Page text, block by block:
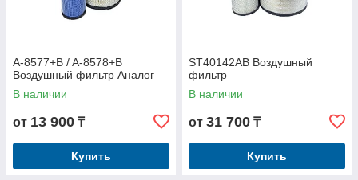
A-8577+B / A-8578+B
Воздушный фильтр Аналог
В наличии
от 13 900 ₸
Купить
ST40142AB Воздушный
фильтр
В наличии
от 31 700 ₸
Купить